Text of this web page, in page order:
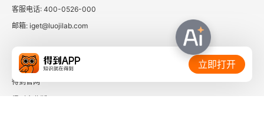
客服电话: 400-0526-000
邮箱: iget@luojilab.com
相关链接：
得到官网
立即打开